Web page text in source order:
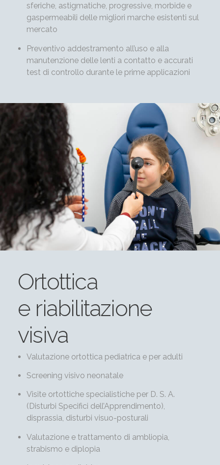
sferiche, astigmatiche, progressive, morbide e
gaspermeabili delle migliori marche esistenti sul
mercato
Preventivo addestramento all’uso e alla
manutenzione delle lenti a contatto e accurati
test di controllo durante le prime applicazioni
Ortottica
e riabilitazione
visiva
Valutazione ortottica pediatrica e per adulti
Screening visivo neonatale
Visite ortottiche specialistiche per D. S. A.
(Disturbi Specifici dell’Apprendimento),
disprassia, disturbi visuo-posturali
Valutazione e trattamento di ambliopia,
strabismo e diplopia